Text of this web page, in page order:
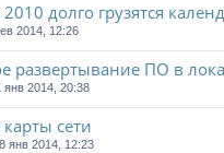
долго грузятся
2014, 12:26
развертывание ПО в
янв 2014, 20:38
сети
янв 2014, 12:23